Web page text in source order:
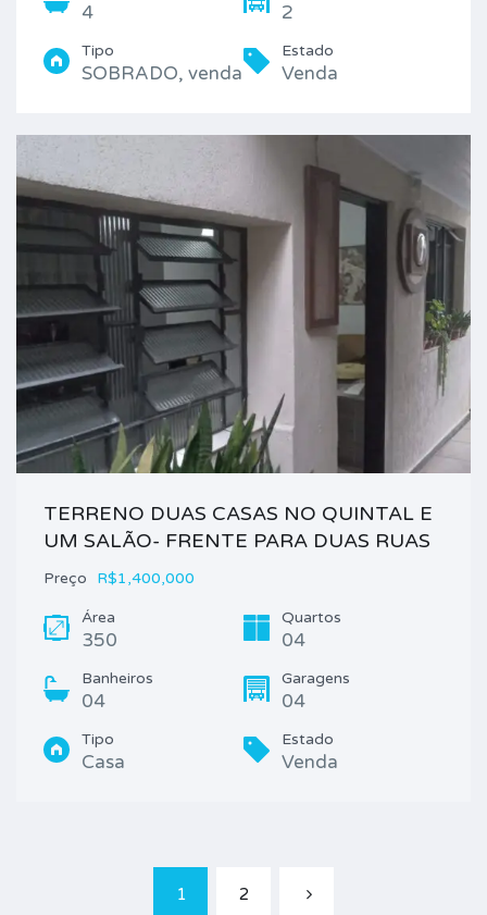
4 2
Tipo
SOBRADO, venda
Estado
Venda
TERRENO DUAS CASAS NO QUINTAL E
UM SALÃO- FRENTE PARA DUAS RUAS
Preço R$1,400,000
Área
350
Quartos
04
Banheiros
04
Garagens
04
Tipo
Casa
Estado
Venda
1 2